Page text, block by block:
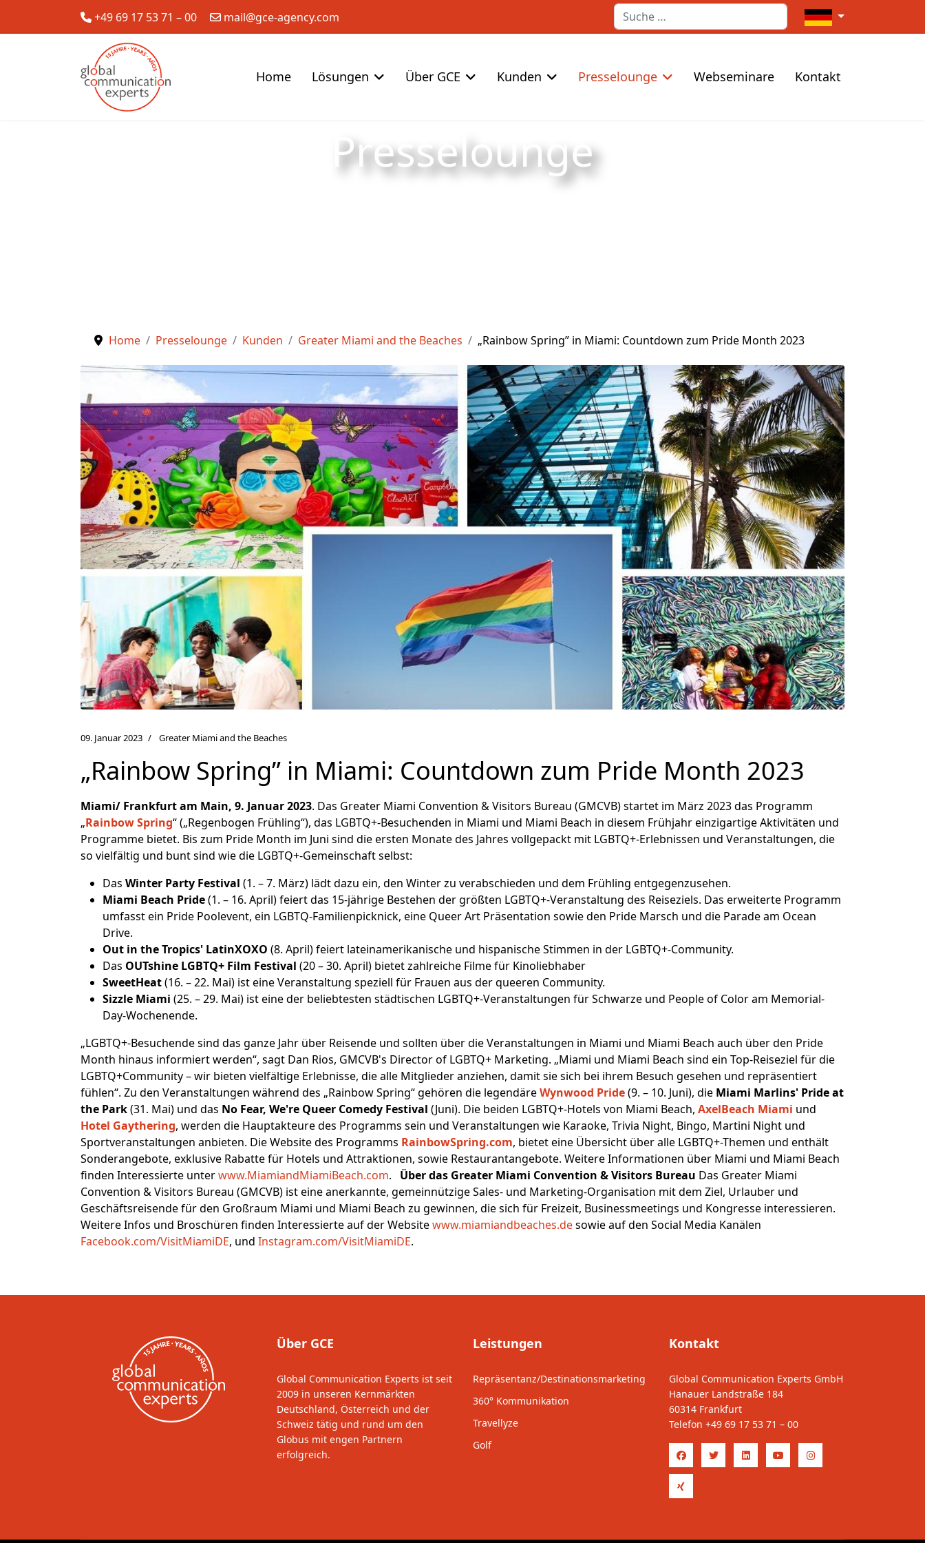
+49 69 17 53 71 – 00 mail@gce-agency.com Suchen Sprache auswählen
Home Lösungen Über GCE Kunden Presselounge Webseminare Kontakt
Presselounge
Home Presselounge Kunden Greater Miami and the Beaches „Rainbow Spring” in Miami: Countdown zum Pride Month 2023
09. Januar 2023 Greater Miami and the Beaches
„Rainbow Spring” in Miami: Countdown zum Pride Month 2023
Miami/ Frankfurt am Main, 9. Januar 2023. Das Greater Miami Convention & Visitors Bureau (GMCVB) startet im März 2023 das Programm
„Rainbow Spring“ („Regenbogen Frühling“), das LGBTQ+-Besuchenden in Miami und Miami Beach in diesem Frühjahr einzigartige Aktivitäten und
Programme bietet. Bis zum Pride Month im Juni sind die ersten Monate des Jahres vollgepackt mit LGBTQ+-Erlebnissen und Veranstaltungen, die
so vielfältig und bunt sind wie die LGBTQ+-Gemeinschaft selbst:
Das Winter Party Festival (1. – 7. März) lädt dazu ein, den Winter zu verabschieden und dem Frühling entgegenzusehen.
Miami Beach Pride(1. – 16. April) feiert das 15-jährige Bestehen der größten LGBTQ+-Veranstaltung des Reiseziels. Das erweiterte Programm
umfasst ein Pride Poolevent, ein LGBTQ-Familienpicknick, eine Queer Art Präsentation sowie den Pride Marsch und die Parade am Ocean
Drive.
Out in the Tropics' LatinXOXO (8. April) feiert lateinamerikanische und hispanische Stimmen in der LGBTQ+-Community.
Das OUTshine LGBTQ+ Film Festival (20 – 30. April) bietet zahlreiche Filme für Kinoliebhaber
SweetHeat(16. – 22. Mai) ist eine Veranstaltung speziell für Frauen aus der queeren Community.
Sizzle Miami (25. – 29. Mai) ist eine der beliebtesten städtischen LGBTQ+-Veranstaltungen für Schwarze und People of Color am Memorial-
Day-Wochenende.
„LGBTQ+-Besuchende sind das ganze Jahr über Reisende und sollten über die Veranstaltungen in Miami und Miami Beach auch über den Pride
Month hinaus informiert werden“, sagt Dan Rios, GMCVB's Director of LGBTQ+ Marketing. „Miami und Miami Beach sind ein Top-Reiseziel für die
LGBTQ+Community – wir bieten vielfältige Erlebnisse, die alle Mitglieder anziehen, damit sie sich bei ihrem Besuch gesehen und repräsentiert
fühlen“. Zu den Veranstaltungen während des „Rainbow Spring“ gehören die legendäreWynwood Pride(9. – 10. Juni), die Miami Marlins' Pride at
the Park(31. Mai) und das No Fear, We're Queer Comedy Festival (Juni). Die beiden LGBTQ+-Hotels von Miami Beach, AxelBeach Miami und
Hotel Gaythering, werden die Hauptakteure des Programms sein und Veranstaltungen wie Karaoke, Trivia Night, Bingo, Martini Night und
Sportveranstaltungen anbieten. Die Website des Programms RainbowSpring.com, bietet eine Übersicht über alle LGBTQ+-Themen und enthält
Sonderangebote, exklusive Rabatte für Hotels und Attraktionen, sowie Restaurantangebote. Weitere Informationen über Miami und Miami Beach
finden Interessierte unterwww.MiamiandMiamiBeach.com. Über das Greater Miami Convention & Visitors Bureau Das Greater Miami
Convention & Visitors Bureau (GMCVB) ist eine anerkannte, gemeinnützige Sales- und Marketing-Organisation mit dem Ziel, Urlauber und
Geschäftsreisende für den Großraum Miami und Miami Beach zu gewinnen, die sich für Freizeit, Businessmeetings und Kongresse interessieren.
Weitere Infos und Broschüren finden Interessierte auf der Websitewww.miamiandbeaches.desowie auf den Social Media Kanälen
Facebook.com/VisitMiamiDE, und Instagram.com/VisitMiamiDE.
Über GCE
Global Communication Experts ist seit
2009 in unseren Kernmärkten
Deutschland, Österreich und der
Schweiz tätig und rund um den
Globus mit engen Partnern
erfolgreich.
Leistungen
Repräsentanz/Destinationsmarketing
360° Kommunikation
Travellyze
Golf
Kontakt
Global Communication Experts GmbH
Hanauer Landstraße 184
60314 Frankfurt
Telefon +49 69 17 53 71 – 00